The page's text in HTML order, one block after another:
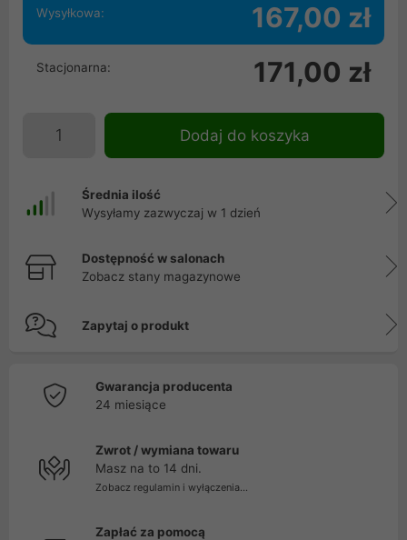
Wysyłkowa: 167,00 zł
Stacjonarna: 171,00 zł
Dodaj do koszyka
Średnia ilość
Wysyłamy zazwyczaj w 1 dzień
Dostępność w salonach
Zobacz stany magazynowe
Zapytaj o produkt
Gwarancja producenta
24 miesiące
Zwrot / wymiana towaru
Masz na to 14 dni.
Zobacz regulamin i wyłączenia...
Zapłać za pomocą